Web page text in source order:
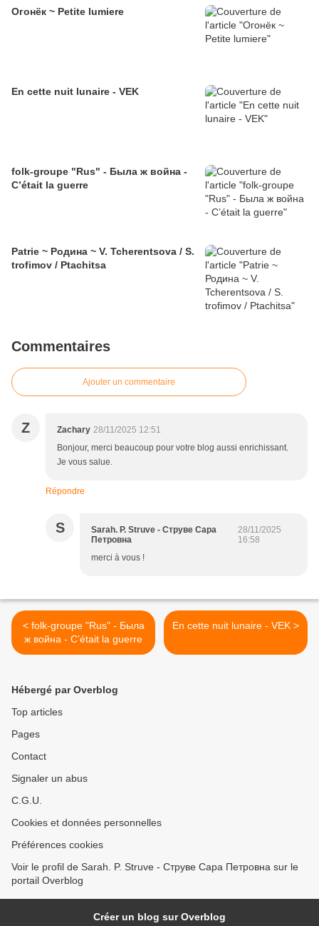
Огонёк ~ Petite lumiere
En cette nuit lunaire - VEK
folk-groupe "Rus" - Была ж война -
C’était la guerre
Patrie ~ Родина ~ V. Tcherentsova / S.
trofimov / Ptachitsa
Commentaires
Ajouter un commentaire
Z Zachary 28/11/2025 12:51
Bonjour, merci beaucoup pour votre blog aussi enrichissant.
Je vous salue.
Répondre
S
Sarah. P. Struve - Струве Сара
Петровна
28/11/2025
16:58
merci à vous !
< folk-groupe "Rus" - Была
ж война - C’était la guerre
En cette nuit lunaire - VEK >
Hébergé par Overblog
Top articles
Pages
Contact
Signaler un abus
C.G.U.
Cookies et données personnelles
Préférences cookies
Voir le profil de Sarah. P. Struve - Струве Сара Петровна sur le
portail Overblog
Créer un blog sur Overblog